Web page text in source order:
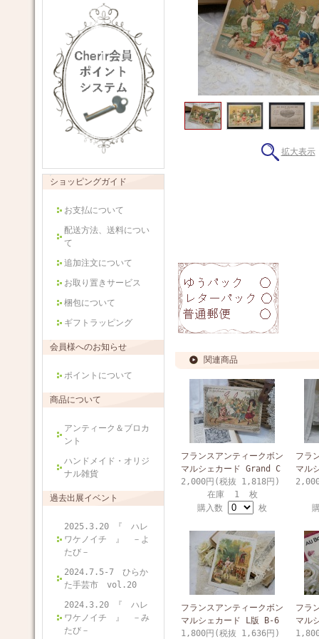
ショッピングガイド
お支払について
配送方法、送料につい
て
追加注文について
お取り置きサービス
梱包について
ギフトラッピング
会員様へのお知らせ
ポイントについて
商品について
アンティーク＆ブロカ
ント
ハンドメイド・オリジ
ナル雑貨
過去出展イベント
2025.3.20 『 ハレ
ワケノイチ 』 －よ
たび－
2024.7.5-7 ひらか
た手芸市 vol.20
2024.3.20 『 ハレ
ワケノイチ 』 －み
たび－
拡大表示
関連商品
フランスアンティークボン
マルシェカード Grand C
2,000円(税抜 1,818円)
在庫 1 枚
購入数
枚
フラ
マル
フランスアンティークボン
マルシェカード L版 B-6
1,800円(税抜 1,636円)
フラ
マル